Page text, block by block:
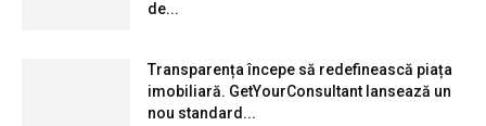
de...
Transparența începe să redefinească piața
imobiliară. GetYourConsultant lansează un
nou standard...